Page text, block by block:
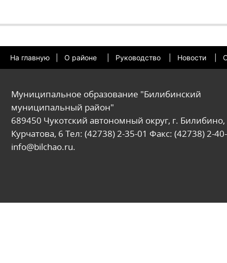
На главную О районе Руководство Новости
Муниципальное образование "Билибинский
муниципальный район"
689450 Чукотский автономный округ, г. Билибино,
Курчатова, 6 Тел: (42738) 2-35-01 Факс: (42738) 2-
info@bilchao.ru.